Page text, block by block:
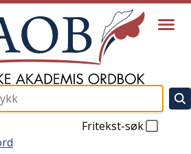
Fritekst-søk